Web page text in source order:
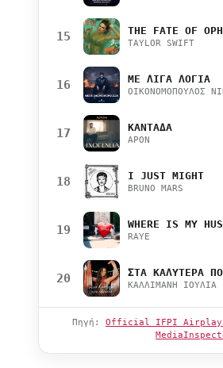
15 THE FATE OF
TAYLOR SWIFT
16 ΜΕ ΛΙΓΑ ΛΟΓΙΑ
ΟΙΚΟΝΟΜΟΠΟΥΛΟΣ
17 ΚΑΝΤΑΔΑ
APON
18 I JUST MIGHT
BRUNO MARS
19 WHERE IS MY
RAYE
20 ΚΑΛΛΙΜΑΝΗ ΙΟΥΛΙΑ
Πηγή: Official IFPI Airplay